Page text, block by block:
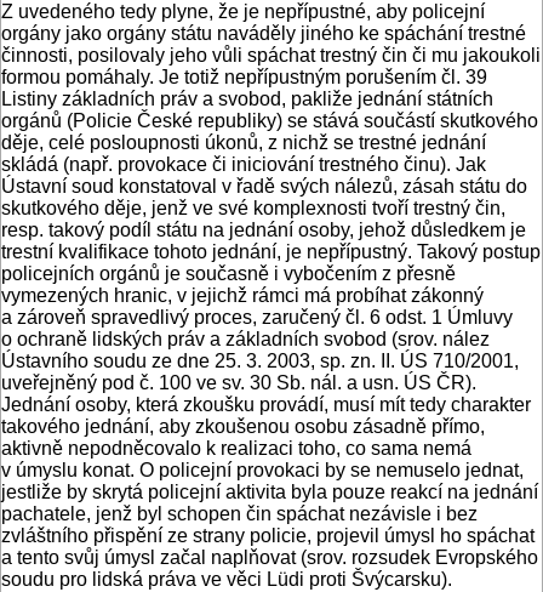
Z uvedeného tedy plyne, že je nepřípustné, aby policejní
orgány jako orgány státu naváděly jiného ke spáchání trestné
činnosti, posilovaly jeho vůli spáchat trestný čin či mu jakoukoli
formou pomáhaly. Je totiž nepřípustným porušením čl. 39
Listiny základních práv a svobod, pakliže jednání státních
orgánů (Policie České republiky) se stává součástí skutkového
děje, celé posloupnosti úkonů, z nichž se trestné jednání
skládá (např. provokace či iniciování trestného činu). Jak
Ústavní soud konstatoval v řadě svých nálezů, zásah státu do
skutkového děje, jenž ve své komplexnosti tvoří trestný čin,
resp. takový podíl státu na jednání osoby, jehož důsledkem je
trestní kvalifikace tohoto jednání, je nepřípustný. Takový postup
policejních orgánů je současně i vybočením z přesně
vymezených hranic, v jejichž rámci má probíhat zákonný
a zároveň spravedlivý proces, zaručený čl. 6 odst. 1 Úmluvy
o ochraně lidských práv a základních svobod (srov. nález
Ústavního soudu ze dne 25. 3. 2003, sp. zn. II. ÚS 710/2001,
uveřejněný pod č. 100 ve sv. 30 Sb. nál. a usn. ÚS ČR).
Jednání osoby, která zkoušku provádí, musí mít tedy charakter
takového jednání, aby zkoušenou osobu zásadně přímo,
aktivně nepodněcovalo k realizaci toho, co sama nemá
v úmyslu konat. O policejní provokaci by se nemuselo jednat,
jestliže by skrytá policejní aktivita byla pouze reakcí na jednání
pachatele, jenž byl schopen čin spáchat nezávisle i bez
zvláštního přispění ze strany policie, projevil úmysl ho spáchat
a tento svůj úmysl začal naplňovat (srov. rozsudek Evropského
soudu pro lidská práva ve věci Lüdi proti Švýcarsku).